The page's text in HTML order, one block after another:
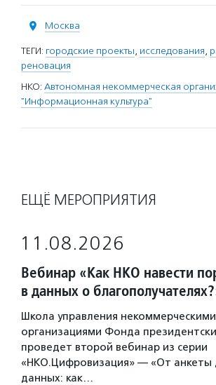
Москва
ТЕГИ: городские проекты, исследования,
реновация
НКО: Автономная некоммерческая
"Информационная культура"
ЕЩЁ МЕРОПРИЯТИЯ
11.08.2026
Вебинар «Как НКО навести
в данных о
Школа управления некоммерческими
организациями Фонда
проведет второй вебинар из серии
«НКО.Цифровизация» — «От анкеты
данных: как…